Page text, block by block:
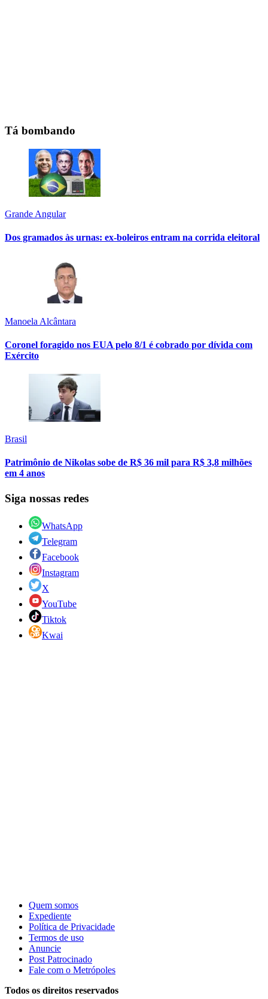
Tá bombando
Grande Angular
Dos gramados às urnas: ex-boleiros entram na corrida eleitoral
Manoela Alcântara
Coronel foragido nos EUA pelo 8/1 é cobrado por dívida com
Exército
Brasil
Patrimônio de Nikolas sobe de R$ 36 mil para R$ 3,8 milhões
em 4 anos
Siga nossas redes
WhatsApp
Telegram
Facebook
Instagram
X
YouTube
Tiktok
Kwai
Quem somos
Expediente
Política de Privacidade
Termos de uso
Anuncie
Post Patrocinado
Fale com o Metrópoles
Todos os direitos reservados